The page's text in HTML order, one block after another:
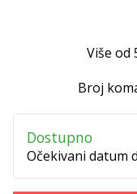
ambasadorom
odbojku
Obožavaš
odbojku
Više od
Broj
Dostupno
Očekivani datum